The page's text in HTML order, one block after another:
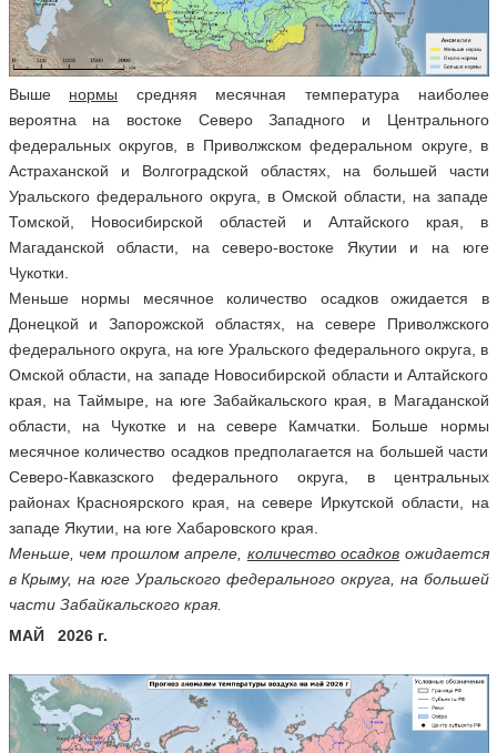
Выше нормы средняя месячная температура наиболее
вероятна на востоке Северо Западного и Центрального
федеральных округов, в Приволжском федеральном округе, в
Астраханской и Волгоградской областях, на большей части
Уральского федерального округа, в Омской области, на западе
Томской, Новосибирской областей и Алтайского края, в
Магаданской области, на северо-востоке Якутии и на юге
Чукотки.
Меньше нормы месячное количество осадков ожидается в
Донецкой и Запорожской областях, на севере Приволжского
федерального округа, на юге Уральского федерального округа, в
Омской области, на западе Новосибирской области и Алтайского
края, на Таймыре, на юге Забайкальского края, в Магаданской
области, на Чукотке и на севере Камчатки. Больше нормы
месячное количество осадков предполагается на большей части
Северо-Кавказского федерального округа, в центральных
районах Красноярского края, на севере Иркутской области, на
западе Якутии, на юге Хабаровского края.
Меньше, чем прошлом апреле, количество осадков ожидается
в Крыму, на юге Уральского федерального округа, на большей
части Забайкальского края.
МАЙ 2026 г.